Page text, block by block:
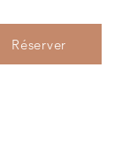
Réserver